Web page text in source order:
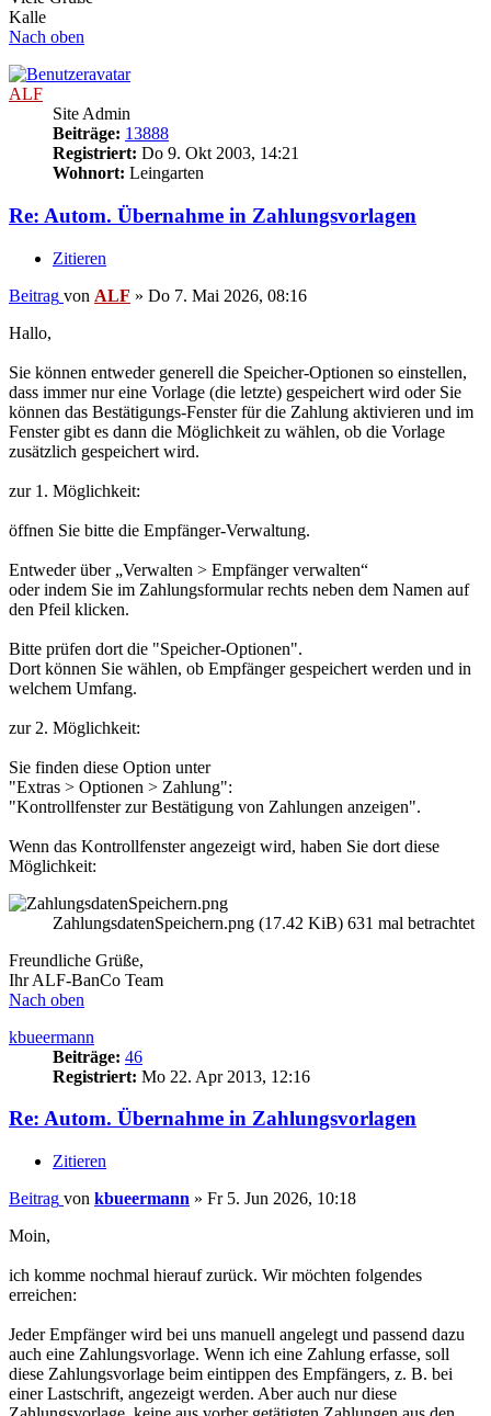
Kalle
Nach oben
ALF
Site Admin
Beiträge: 13888
Registriert: Do 9. Okt 2003, 14:21
Wohnort: Leingarten
Re: Autom. Übernahme in Zahlungsvorlagen
Zitieren
Beitrag von ALF » Do 7. Mai 2026, 08:16
Hallo,
Sie können entweder generell die Speicher-Optionen so einstellen,
dass immer nur eine Vorlage (die letzte) gespeichert wird oder Sie
können das Bestätigungs-Fenster für die Zahlung aktivieren und im
Fenster gibt es dann die Möglichkeit zu wählen, ob die Vorlage
zusätzlich gespeichert wird.
zur 1. Möglichkeit:
öffnen Sie bitte die Empfänger-Verwaltung.
Entweder über „Verwalten > Empfänger verwalten“
oder indem Sie im Zahlungsformular rechts neben dem Namen auf
den Pfeil klicken.
Bitte prüfen dort die "Speicher-Optionen".
Dort können Sie wählen, ob Empfänger gespeichert werden und in
welchem Umfang.
zur 2. Möglichkeit:
Sie finden diese Option unter
"Extras > Optionen > Zahlung":
"Kontrollfenster zur Bestätigung von Zahlungen anzeigen".
Wenn das Kontrollfenster angezeigt wird, haben Sie dort diese
Möglichkeit:
ZahlungsdatenSpeichern.png (17.42 KiB) 631 mal betrachtet
Freundliche Grüße,
Ihr ALF-BanCo Team
Nach oben
kbueermann
Beiträge: 46
Registriert: Mo 22. Apr 2013, 12:16
Re: Autom. Übernahme in Zahlungsvorlagen
Zitieren
Beitrag von kbueermann » Fr 5. Jun 2026, 10:18
Moin,
ich komme nochmal hierauf zurück. Wir möchten folgendes
erreichen:
Jeder Empfänger wird bei uns manuell angelegt und passend dazu
auch eine Zahlungsvorlage. Wenn ich eine Zahlung erfasse, soll
diese Zahlungsvorlage beim eintippen des Empfängers, z. B. bei
einer Lastschrift, angezeigt werden. Aber auch nur diese